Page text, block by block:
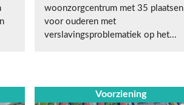
woonzorgcentrum met 35 plaatsen
voor ouderen met
verslavingsproblematiek op het...
Voorziening